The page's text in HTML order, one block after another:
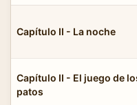
Capítulo II - La noche
Capítulo II - El juego de
patos